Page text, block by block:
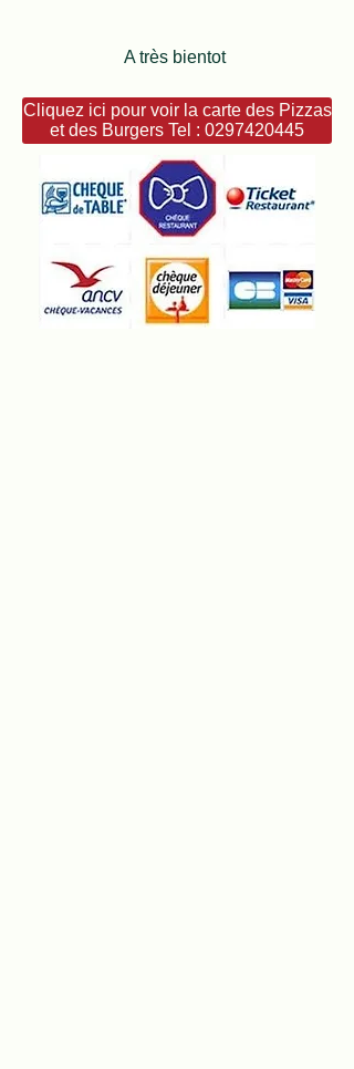
A très bientot
Cliquez ici pour voir la carte des Pizzas
et des Burgers Tel : 0297420445